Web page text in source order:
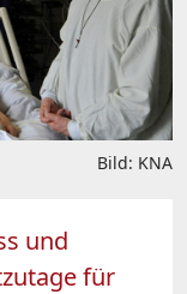
Bild: KNA
und
für